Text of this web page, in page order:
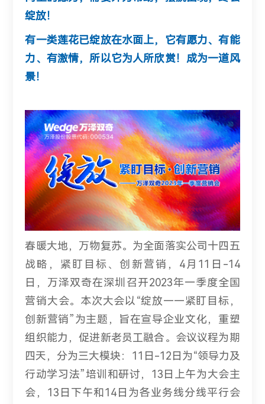
绽放！
有一类莲花已绽放在水面上，它有愿力、有能
力、有激情，所以它为人所欣赏！成为一道风
景！
春暖大地，万物复苏。为全面落实公司十四五
战略，紧盯目标、创新营销，4月11日-14
日，万泽双奇在深圳召开2023年一季度全国
营销大会。本次大会以“绽放——紧盯目标，
创新营销”为主题，旨在宣导企业文化，重塑
组织能力，促进新老员工融合。会议议程为期
四天，分为三大模块：11日-12日为“领导力及
行动学习法”培训和研讨，13日上午为大会主
会，13日下午和14日为各业务线分线平行会